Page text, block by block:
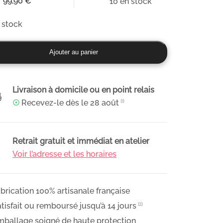
stock
Ajouter au panier
Livraison à domicile ou en point relais
☉ Recevez-le dès le28 août ⁽¹⁾
Retrait gratuit et immédiat en atelier
Voir l’adresse et les horaires
100% artisanale française
ou remboursé jusqu’à 14 jours ⁽²⁾
soigné de haute protection